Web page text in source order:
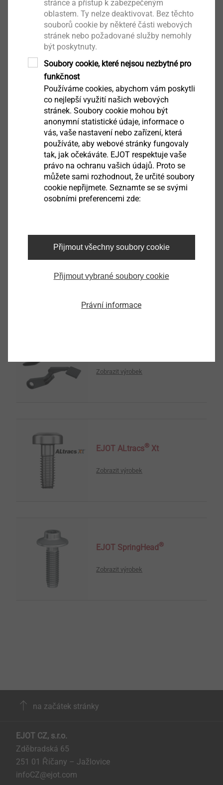
EASYboss V
Zobrazit výrobek
EJOT TSSD®
Zobrazit výrobek
Zobrazit výrobek
EJOT ALtracs® Xt
Zobrazit výrobek
EJOT SpringHead ®
Zobrazit výrobek
na začátek stránky
EJOT CZ, s.r.o.
Zděbradská 65
251 01 Říčany – Jažlovice
infoCZ@ejot.com
stránce a přístup k zabezpečeným
oblastem. Ty nelze deaktivovat. Bez těchto
souborů cookie by některé části webových
stránek nebo požadované služby nemohly
být poskytnuty.
Soubory cookie, které nejsou nezbytné pro
funkčnost
Používáme cookies, abychom vám poskytli
co nejlepší využití našich webových
stránek. Soubory cookie mohou být
anonymní statistické údaje, informace o
vás, vaše nastavení nebo zařízení, která
používáte, aby webové stránky fungovaly
tak, jak očekáváte. EJOT respektuje vaše
právo na ochranu vašich údajů. Proto se
můžete sami rozhodnout, že určité soubory
cookie nepřijmete. Seznamte se se svými
osobními preferencemi zde:
Přijmout všechny soubory cookie
Přijmout vybrané soubory cookie
Právní informace